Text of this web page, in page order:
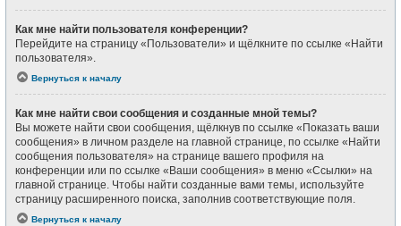
Как мне найти пользователя конференции?
Перейдите на страницу «Пользователи» и щёлкните по ссылке «Найти
пользователя».
Вернуться к началу
Как мне найти свои сообщения и созданные мной темы?
Вы можете найти свои сообщения, щёлкнув по ссылке «Показать ваши
сообщения» в личном разделе на главной странице, по ссылке «Найти
сообщения пользователя» на странице вашего профиля на
конференции или по ссылке «Ваши сообщения» в меню «Ссылки» на
главной странице. Чтобы найти созданные вами темы, используйте
страницу расширенного поиска, заполнив соответствующие поля.
Вернуться к началу